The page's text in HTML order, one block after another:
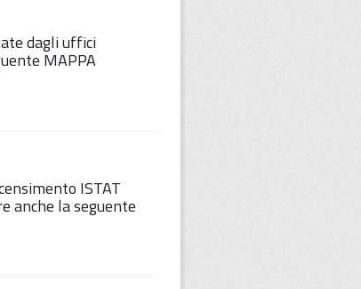
dagli uffici
MAPPA
ISTAT
anche la seguente